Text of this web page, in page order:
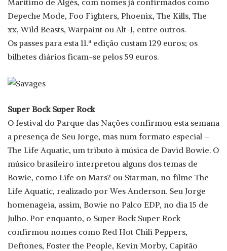
Marítimo de Algés, com nomes já confirmados como
Depeche Mode, Foo Fighters, Phoenix, The Kills, The
xx, Wild Beasts, Warpaint ou Alt-J, entre outros.
Os passes para esta 11.ª edição custam 129 euros; os
bilhetes diários ficam-se pelos 59 euros.
Super Bock Super Rock
O festival do Parque das Nações confirmou esta semana
a presença de Seu Jorge, mas num formato especial –
The Life Aquatic, um tributo à música de David Bowie. O
músico brasileiro interpretou alguns dos temas de
Bowie, como Life on Mars? ou Starman, no filme The
Life Aquatic, realizado por Wes Anderson. Seu Jorge
homenageia, assim, Bowie no Palco EDP, no dia 15 de
Julho. Por enquanto, o Super Bock Super Rock
confirmou nomes como Red Hot Chili Peppers,
Deftones, Foster the People, Kevin Morby, Capitão